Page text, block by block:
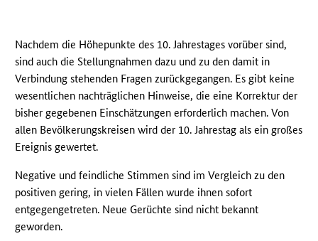
Nachdem die Höhepunkte des 10. Jahrestages vorüber sind,
sind auch die Stellungnahmen dazu und zu den damit in
Verbindung stehenden Fragen zurückgegangen. Es gibt keine
wesentlichen nachträglichen Hinweise, die eine Korrektur der
bisher gegebenen Einschätzungen erforderlich machen. Von
allen Bevölkerungskreisen wird der 10. Jahrestag als ein großes
Ereignis gewertet.
Negative und feindliche Stimmen sind im Vergleich zu den
positiven gering, in vielen Fällen wurde ihnen sofort
entgegengetreten. Neue Gerüchte sind nicht bekannt
geworden.